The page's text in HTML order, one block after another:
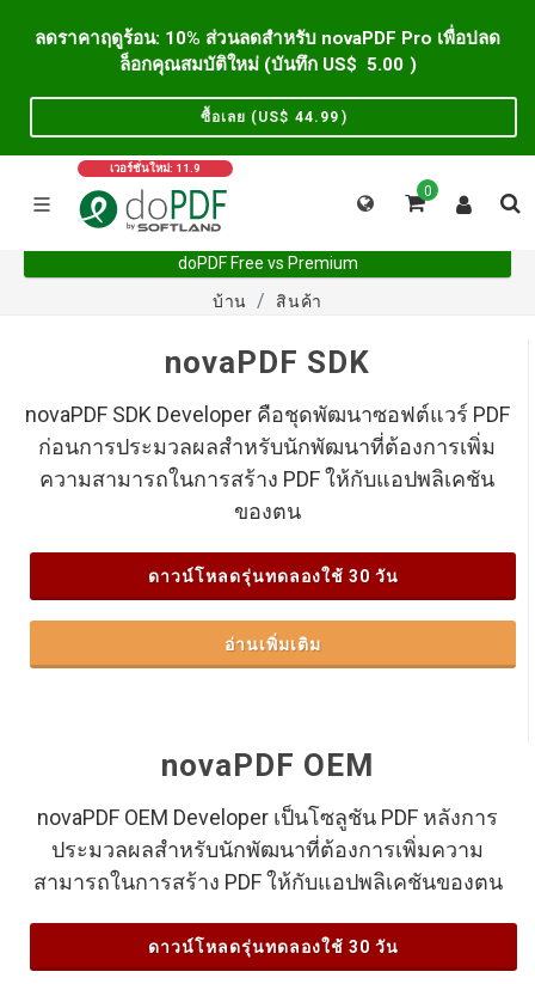
ลดราคาฤดูร้อน: 10% ส่วนลดสำหรับ novaPDF Pro เพื่อปลด
ล็อกคุณสมบัติใหม่ (บันทึก US$ 5.00 )
ซื้อเลย (US$ 44.99 )
เวอร์ชั่นใหม่: 11.9
0
doPDF Free vs Premium
บ้าน
สินค้า
novaPDF SDK
novaPDF SDK Developer คือชุดพัฒนาซอฟต์แวร์ PDF
ก่อนการประมวลผลสำหรับนักพัฒนาที่ต้องการเพิ่ม
ความสามารถในการสร้าง PDF ให้กับแอปพลิเคชัน
ของตน
ดาวน์โหลดรุ่นทดลองใช้ 30 วัน
อ่านเพิ่มเติม
novaPDF OEM
novaPDF OEM Developer เป็นโซลูชัน PDF หลังการ
ประมวลผลสำหรับนักพัฒนาที่ต้องการเพิ่มความ
สามารถในการสร้าง PDF ให้กับแอปพลิเคชันของตน
ดาวน์โหลดรุ่นทดลองใช้ 30 วัน